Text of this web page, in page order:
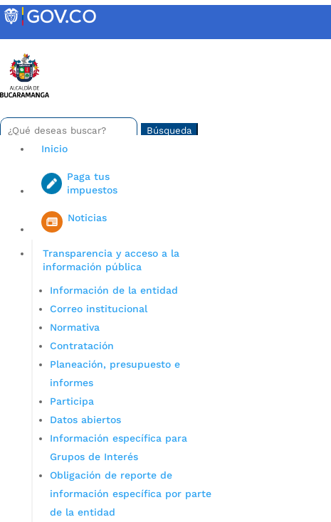
Skip
to
Buscar:
Search
for...
Iniciar sesión en gov co
Inicio
Paga tus
impuestos
Noticias
Transparencia y acceso a la
información pública
Información de la entidad
Correo institucional
Normativa
Contratación
Planeación, presupuesto e
informes
Participa
Datos abiertos
Información específica para
Grupos de Interés
Obligación de reporte de
información específica por parte
de la entidad